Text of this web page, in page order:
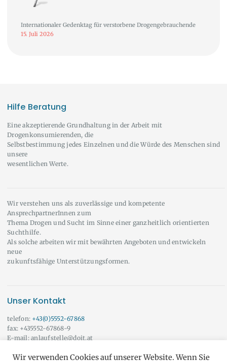
Internationaler Gedenktag für verstorbene Drogengebrauchende
15. Juli 2026
Hilfe Beratung
Eine akzeptierende Grundhaltung in der Arbeit mit
Drogenkonsumierenden, die
Selbstbestimmung jedes Einzelnen und die Würde des Menschen sind
unsere
wesentlichen Werte.
Wir verstehen uns als zuverlässige und kompetente
AnsprechpartnerInnen zum
Thema Drogen und Sucht im Sinne einer ganzheitlich orientierten
Suchthilfe.
Als solche arbeiten wir mit bewährten Angeboten und entwickeln
neue
zukunftsfähige Unterstützungsformen.
Unser Kontakt
telefon: +43(0)5552-67868
fax: +435552-67868-9
E-mail: anlaufstelle@doit.at
Wir beraten Sie auch gerne außerhalb der angeführten Öffnungszeiten!
Wir verwenden Cookies auf unserer Website. Wenn Sie